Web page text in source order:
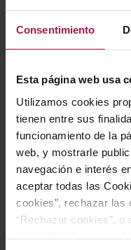
Consentimiento
Esta página web usa
Utilizamos cookies
tienen entre sus
funcionamiento de la
web, y mostrarle
navegación e interés
aceptar todas las
cookies”, rechazar las
“Rechazar cookies”,
DOQ Priorat
Mas d'en Gil Coma